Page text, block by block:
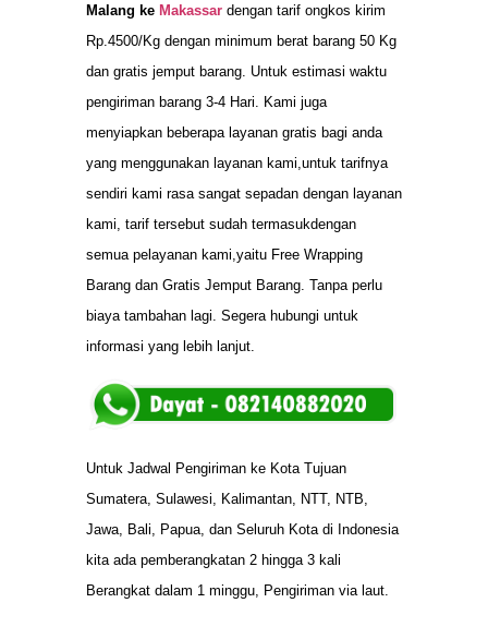
Malang ke Makassar dengan tarif ongkos kirim
Rp.4500/Kg dengan minimum berat barang 50 Kg
dan gratis jemput barang. Untuk estimasi waktu
pengiriman barang 3-4 Hari. Kami juga
menyiapkan beberapa layanan gratis bagi anda
yang menggunakan layanan kami,untuk tarifnya
sendiri kami rasa sangat sepadan dengan layanan
kami, tarif tersebut sudah termasukdengan
semua pelayanan kami,yaitu Free Wrapping
Barang dan Gratis Jemput Barang. Tanpa perlu
biaya tambahan lagi. Segera hubungi untuk
informasi yang lebih lanjut.
Untuk Jadwal Pengiriman ke Kota Tujuan
Sumatera, Sulawesi, Kalimantan, NTT, NTB,
Jawa, Bali, Papua, dan Seluruh Kota di Indonesia
kita ada pemberangkatan 2 hingga 3 kali
Berangkat dalam 1 minggu, Pengiriman via laut.